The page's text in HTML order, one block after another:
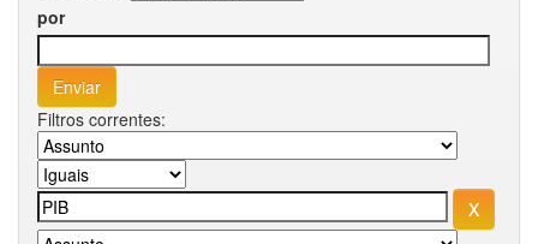
por
Filtros correntes: